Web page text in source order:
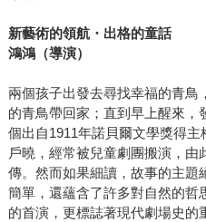
新藝術的領航・出格的童話
鴻鴻（導演）
兩個孩子出發去尋找幸福的青鳥
的青鳥帶回家；直到早上醒來，
個出自1911年諾貝爾文學獎得
戶曉，經常被兒童劇團搬演，
傳。然而如果細讀，故事的主題
簡單，還蘊含了許多對自然的哲
的首演，更標誌著現代劇場史的